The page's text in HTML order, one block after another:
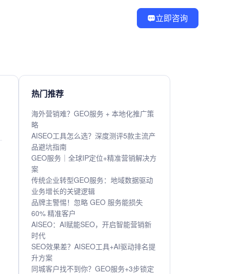
立即咨询
热门推荐
海外营销难？GEO服务 + 本地化推广策
略
AISEO工具怎么选？深度测评5款主流产
品避坑指南
GEO服务｜全球IP定位+精准营销解决方
案
传统企业转型GEO服务：地域数据驱动
业务增长的关键逻辑
品牌主警惕！忽略 GEO 服务能损失
60% 精准客户
AISEO：AI赋能SEO，开启智能营销新
时代
SEO效果差？AISEO工具+AI驱动排名提
升方案
同城客户找不到你？GEO服务+3步锁定